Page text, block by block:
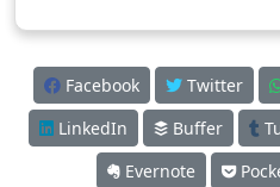
Facebook Twitter
LinkedIn
Buffer
Evernote